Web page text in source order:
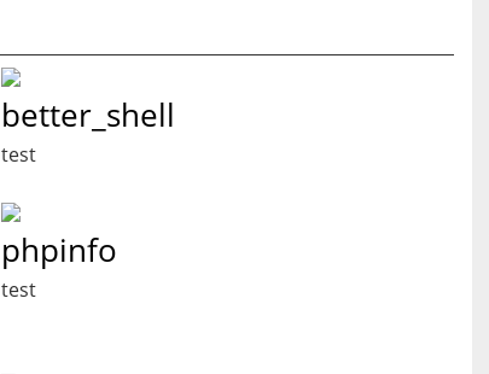
better_shell
test
phpinfo
test